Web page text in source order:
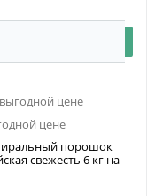
цене
цене
порошок
свежесть 6 кг на